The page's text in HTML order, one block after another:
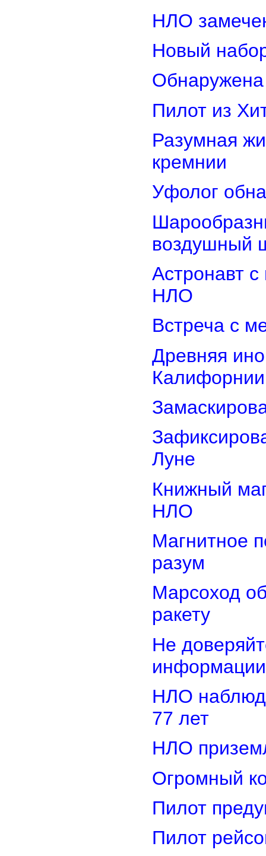
НЛО
Новый
Обнаружена
Пилот из
Разумная
кремнии
Уфолог
воздушный
Астронавт
НЛО
Встреча с
Древняя
Калифорнии
Луне
Книжный
НЛО
Магнитное
разум
Марсоход
ракету
Не
информации
НЛО
77 лет
НЛО
Огромный
Пилот
Пилот